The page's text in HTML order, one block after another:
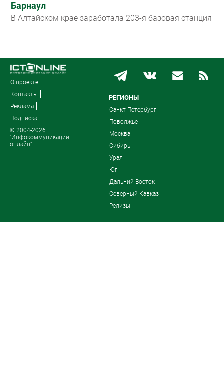
Барнаул
В Алтайском крае заработала 203-я базовая станция
О проекте
Контакты
Реклама
Подписка
© 2004-2026
"Инфокоммуникации
онлайн"
РЕГИОНЫ
Санкт-Петербург
Поволжье
Москва
Сибирь
Урал
Юг
Дальний Восток
Северный Кавказ
Релизы